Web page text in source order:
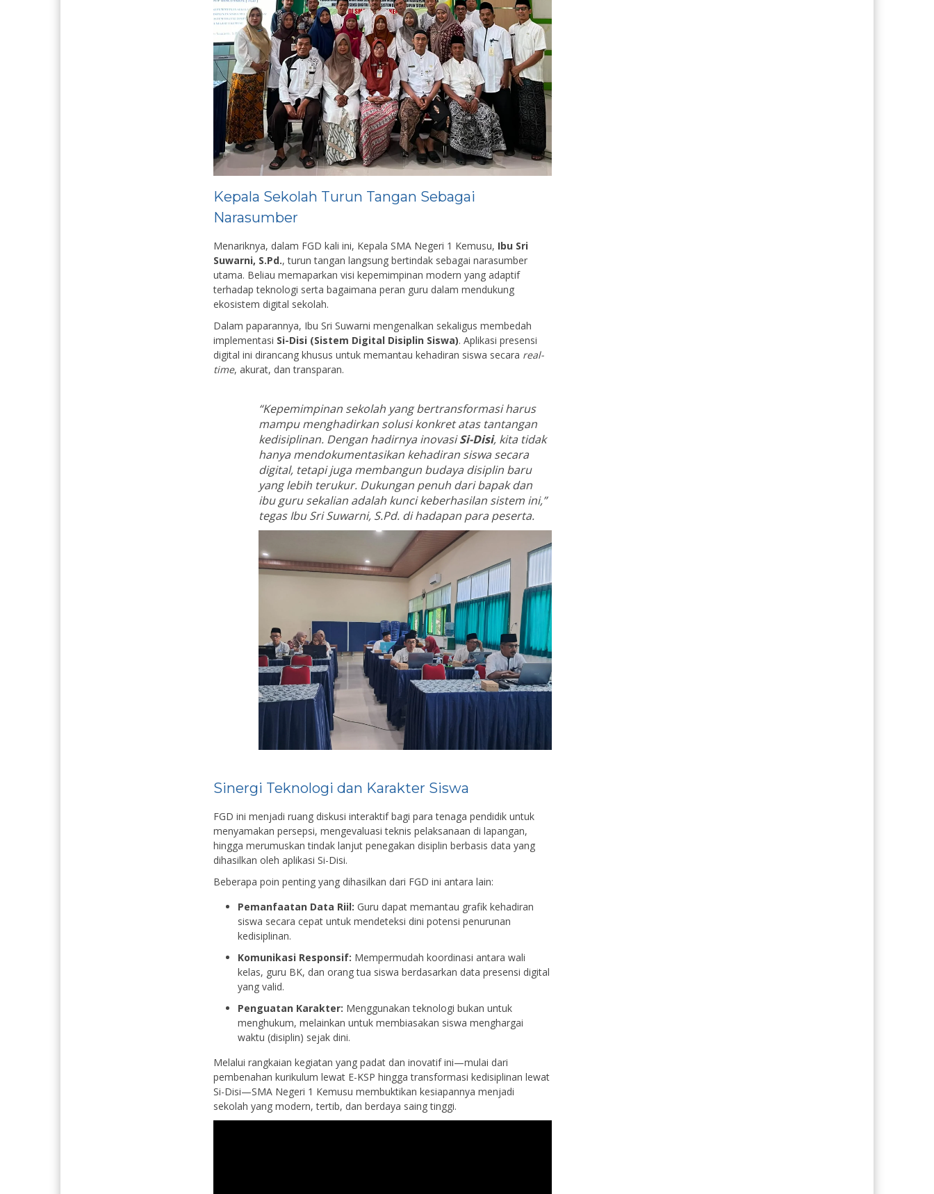
Kepala Sekolah Turun Tangan Sebagai
Narasumber
Menariknya, dalam FGD kali ini, Kepala SMA Negeri 1 Kemusu, Ibu Sri
Suwarni, S.Pd., turun tangan langsung bertindak sebagai narasumber
utama. Beliau memaparkan visi kepemimpinan modern yang adaptif
terhadap teknologi serta bagaimana peran guru dalam mendukung
ekosistem digital sekolah.
Dalam paparannya, Ibu Sri Suwarni mengenalkan sekaligus membedah
implementasi Si-Disi (Sistem Digital Disiplin Siswa). Aplikasi presensi
digital ini dirancang khusus untuk memantau kehadiran siswa secara real-
time, akurat, dan transparan.
“Kepemimpinan sekolah yang bertransformasi harus
mampu menghadirkan solusi konkret atas tantangan
kedisiplinan. Dengan hadirnya inovasiSi-Disi, kita tidak
hanya mendokumentasikan kehadiran siswa secara
digital, tetapi juga membangun budaya disiplin baru
yang lebih terukur. Dukungan penuh dari bapak dan
ibu guru sekalian adalah kunci keberhasilan sistem ini,”
tegas Ibu Sri Suwarni, S.Pd. di hadapan para peserta.
Sinergi Teknologi dan Karakter Siswa
FGD ini menjadi ruang diskusi interaktif bagi para tenaga pendidik untuk
menyamakan persepsi, mengevaluasi teknis pelaksanaan di lapangan,
hingga merumuskan tindak lanjut penegakan disiplin berbasis data yang
dihasilkan oleh aplikasi Si-Disi.
Beberapa poin penting yang dihasilkan dari FGD ini antara lain:
Pemanfaatan Data Riil: Guru dapat memantau grafik kehadiran
siswa secara cepat untuk mendeteksi dini potensi penurunan
kedisiplinan.
Komunikasi Responsif: Mempermudah koordinasi antara wali
kelas, guru BK, dan orang tua siswa berdasarkan data presensi digital
yang valid.
Penguatan Karakter: Menggunakan teknologi bukan untuk
menghukum, melainkan untuk membiasakan siswa menghargai
waktu (disiplin) sejak dini.
Melalui rangkaian kegiatan yang padat dan inovatif ini—mulai dari
pembenahan kurikulum lewat E-KSP hingga transformasi kedisiplinan lewat
Si-Disi—SMA Negeri 1 Kemusu membuktikan kesiapannya menjadi
sekolah yang modern, tertib, dan berdaya saing tinggi.